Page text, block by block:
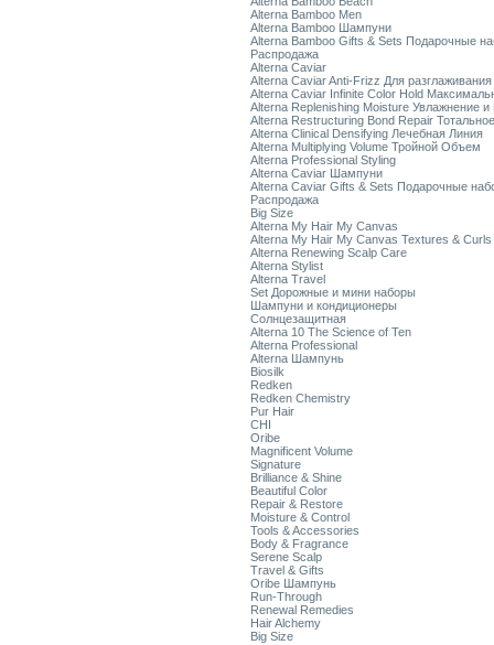
Alterna Bamboo Men
Alterna Bamboo Шампуни
Alterna Bamboo Gifts & Sets Подарочные
Распродажа
Alterna Caviar
Alterna Caviar Anti-Frizz Для
Alterna Caviar Infinite Color Hold
Alterna Replenishing Moisture Увлажнение и
Alterna Restructuring Bond Repair
Alterna Clinical Densifying Лечебная Линия
Alterna Multiplying Volume Тройной Объем
Alterna Professional Styling
Alterna Caviar Шампуни
Alterna Caviar Gifts & Sets Подарочные
Распродажа
Big Size
Alterna My Hair My Canvas
Alterna My Hair My Canvas Textures & Curls
Alterna Renewing Scalp Care
Alterna Stylist
Alterna Travel
Set Дорожные и мини наборы
Шампуни и кондиционеры
Солнцезащитная
Alterna 10 The Science of Ten
Alterna Professional
Alterna Шампунь
Biosilk
Redken
Redken Chemistry
Pur Hair
CHI
Oribe
Magnificent Volume
Signature
Brilliance & Shine
Beautiful Color
Repair & Restore
Moisture & Control
Tools & Accessories
Body & Fragrance
Serene Scalp
Travel & Gifts
Oribe Шампунь
Run-Through
Renewal Remedies
Hair Alchemy
Big Size